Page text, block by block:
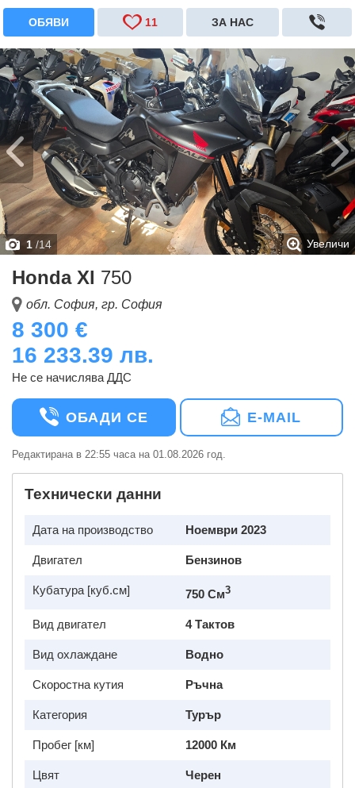
ОБЯВИ 11 ЗА НАС
Увеличи
1 /14
Honda Xl 750
обл. София, гр. София
8 300 €
16 233.39 лв.
Не се начислява ДДС
ОБАДИ СЕ E-MAIL
Редактирана в 22:55 часа на 01.08.2026 год.
Технически данни
Дата на производство Ноември 2023
Двигател Бензинов
Кубатура [куб.см] 750 См3
Вид двигател 4 Тактов
Вид охлаждане Водно
Скоростна кутия Ръчна
Категория Турър
Пробег [км] 12000 Км
Цвят Черен